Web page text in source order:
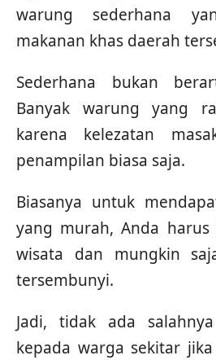
warung sederhana
makanan khas daerah
Sederhana bukan
Banyak warung yang
karena kelezatan
penampilan biasa saja.
Biasanya untuk
yang murah, Anda
wisata dan mungkin
tersembunyi.
Jadi, tidak ada
kepada warga sekitar